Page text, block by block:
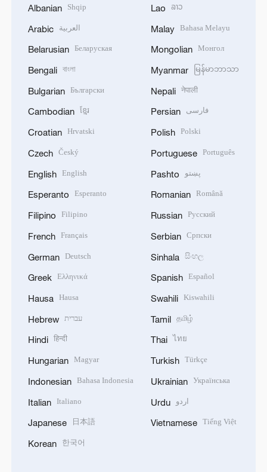
Albanian Shqip
Arabic العربية
Belarusian Беларуская
Bengali বাংলা
Bulgarian Български
Cambodian ខ្មែរ
Croatian Hrvatski
Czech Český
English English
Esperanto Esperanto
Filipino Filipino
French Français
German Deutsch
Greek Ελληνικά
Hausa Hausa
Hebrew עברית
Hindi हिन्दी
Hungarian Magyar
Indonesian Bahasa Indonesia
Italian Italiano
Japanese 日本語
Korean 한국어
Lao ລາວ
Malay Bahasa Melayu
Mongolian Монгол
Myanmar မြန်မာဘာသာ
Nepali नेपाली
Persian فارسی
Polish Polski
Portuguese Português
Pashto پښتو
Romanian Română
Russian Русский
Serbian Српски
Sinhala සිංහල
Spanish Español
Swahili Kiswahili
Tamil தமிழ்
Thai ไทย
Turkish Türkçe
Ukrainian Українська
Urdu اردو
Vietnamese Tiếng Việt